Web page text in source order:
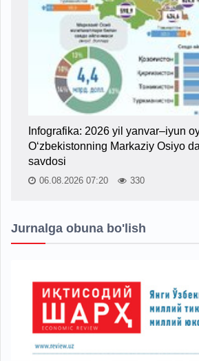
Infografika: 2026 yil yanvar–iyun
O‘zbekistonning Markaziy Osiyo
savdosi
06.08.2026 07:20 330
Jurnalga obuna bo'lish